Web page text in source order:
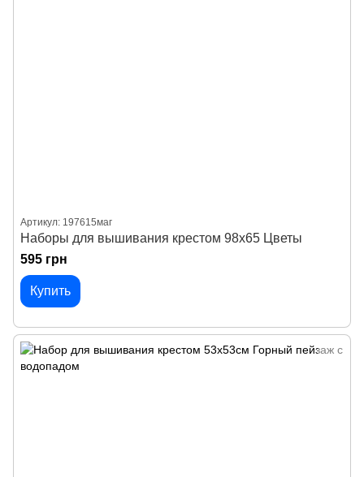
Артикул: 197615маг
Наборы для вышивания крестом 98х65 Цветы
595 грн
Купить